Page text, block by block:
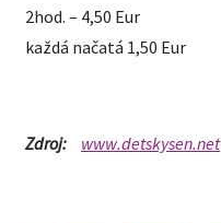
2hod. – 4,50 Eur
každá načatá 1,50 Eur
Zdroj: www.detskysen.net